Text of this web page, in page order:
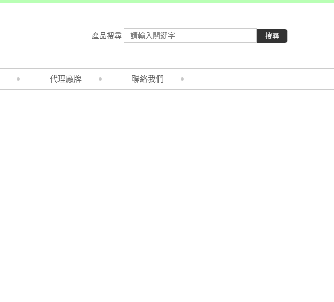
產品搜尋 搜尋
代理廠牌 聯絡我們